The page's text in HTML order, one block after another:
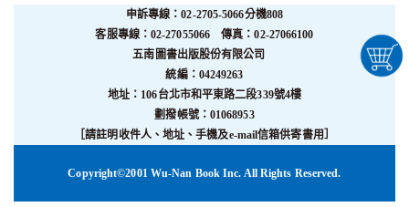
申訴專線：02-2705-5066分機808
客服專線：02-27055066 傳真：02-27066100
五南圖書出版股份有限公司
統編：04249263
地址：106台北市和平東路二段339號4樓
劃撥帳號：01068953
［請註明收件人、地址、手機及e-mail信箱供寄書用］
Copyright©2001 Wu-Nan Book Inc. All Rights Reserved.